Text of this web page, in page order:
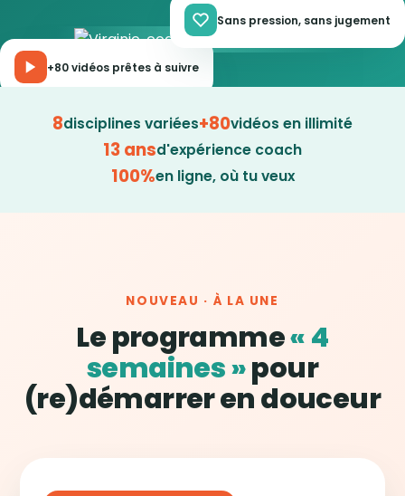
+80 vidéos prêtes à suivre
Sans pression, sans jugement
8disciplines variées+80vidéos en illimité
13 ansd'expérience coach
100%en ligne, où tu veux
NOUVEAU · À LA UNE
Le programme« 4
semaines »pour
(re)démarrer en douceur